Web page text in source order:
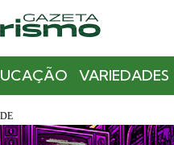
VARIEDADES